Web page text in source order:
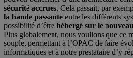
sécurité accrues. Cela passait, par
la bande passante entre les différents
possibilité d’être hébergé sur le
Plus globalement, nous voulions que ce
souple, permettant à l’OPAC de faire
informatiques et à notre prestataire d’y